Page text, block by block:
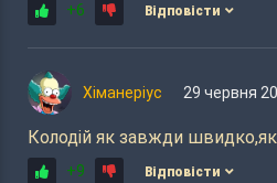
+6 Відповісти
Хіманеріус 29 червня
Колодій як завжди
+9 Відповісти